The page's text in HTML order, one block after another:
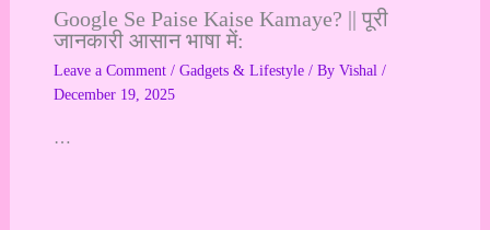
Google Se Paise Kaise Kamaye? || पूरी
जानकारी आसान भाषा में:
Leave a Comment / Gadgets & Lifestyle/ By Vishal /
December 19, 2025
…